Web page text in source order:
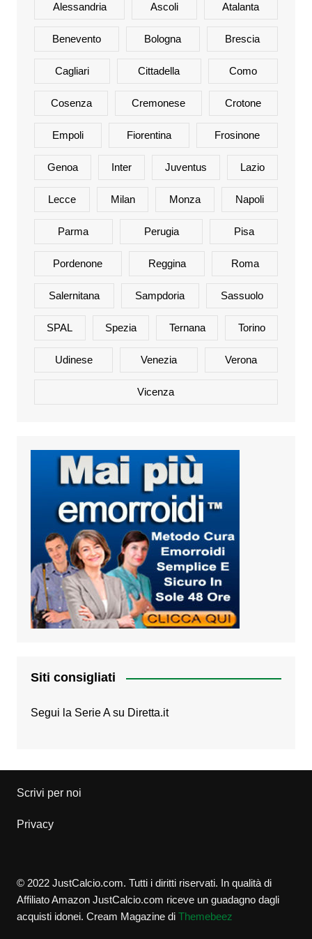
Alessandria Ascoli Atalanta
Benevento Bologna Brescia
Cagliari Cittadella Como
Cosenza Cremonese Crotone
Empoli Fiorentina Frosinone
Genoa Inter Juventus Lazio
Lecce Milan Monza Napoli
Parma Perugia Pisa
Pordenone Reggina Roma
Salernitana Sampdoria Sassuolo
SPAL Spezia Ternana Torino
Udinese Venezia Verona
Vicenza
Siti consigliati
Segui la Serie A su Diretta.it
Scrivi per noi
Privacy
© 2022 JustCalcio.com. Tutti i diritti riservati. In qualità di
Affiliato Amazon JustCalcio.com riceve un guadagno dagli
acquisti idonei. Cream Magazine di Themebeez